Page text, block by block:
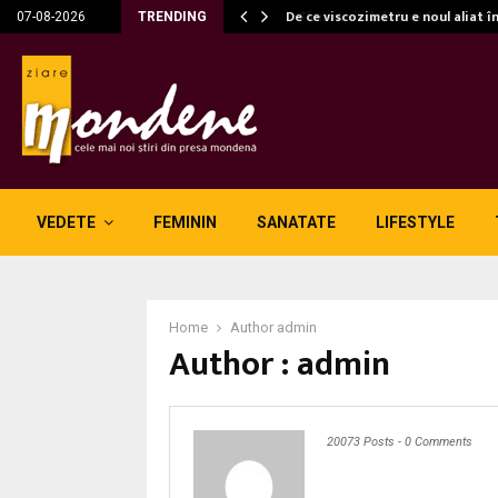
07-08-2026 TRENDING De ce viscozimetru e noul aliat
VEDETE FEMININ SANATATE LIFESTYLE
Home Author admin
Author :admin
20073 Posts - 0 Comments